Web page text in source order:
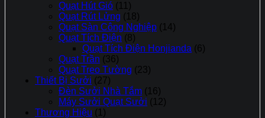
Quạt Hút Gió (11)
Quạt Rút Lửng (18)
Quạt Sàn Công Nghiệp (14)
Quạt Tích Điện (8)
Quạt Tích Điện Honjianda (6)
Quạt Trần (36)
Quạt Treo Tường (23)
Thiết Bị Sưởi (27)
Đèn Sưởi Nhà Tắm (16)
Máy Sưởi Quạt Sưởi (12)
Thương Hiệu (1)